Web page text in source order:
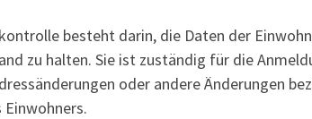
besteht darin, die Daten der
zu halten. Sie ist zuständig für die
oder andere Änderungen